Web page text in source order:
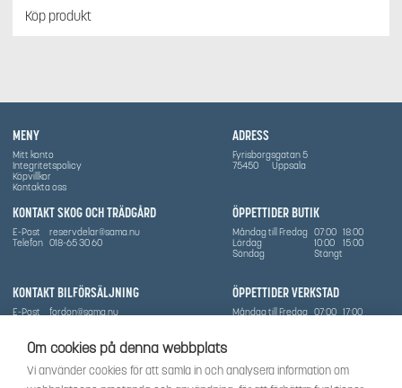
Om cookies på denna webbplats
Vi använder cookies för att samla in och analysera information om
Köp produkt
MENY
Mitt konto
Integritetspolicy
Köpvillkor
Kontakta oss
ÖPPETTIDER BUTIK
Måndag till Fredag 07:00 18:00
Lördag
10:00
15:00
Söndag
Stängt
ÖPPETTIDER VERKSTAD
Måndag till Fredag 07:00 17:00
ADRESS
Fyrisborgsgatan 5
75450
Uppsala
KONTAKT SKOG OCH TRÄDGÅRD
E-Post
reservdelar@sama.nu
Telefon 018-65 30 60
KONTAKT BILFÖRSÄLJNING
E-Post
fordon@sama.nu
Vi har sedan 1970-talet levererat skog-och trädgårdsprodukter till Uppsala med omnejd. Vi